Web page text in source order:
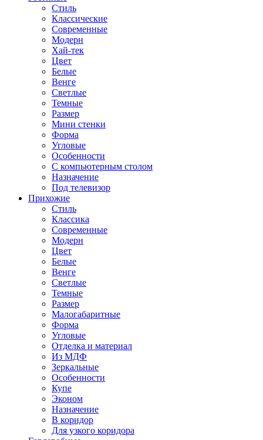
Стиль
Классические
Современные
Модерн
Хай-тек
Цвет
Белые
Венге
Светлые
Темные
Размер
Мини стенки
Форма
Угловые
Особенности
С компьютерным столом
Назначение
Под телевизор
Прихожие
Стиль
Классика
Современные
Модерн
Цвет
Белые
Венге
Светлые
Темные
Размер
Малогабаритные
Форма
Угловые
Отделка и материал
Из МДФ
Зеркальные
Особенности
Купе
Эконом
Назначение
В коридор
Для узкого коридора